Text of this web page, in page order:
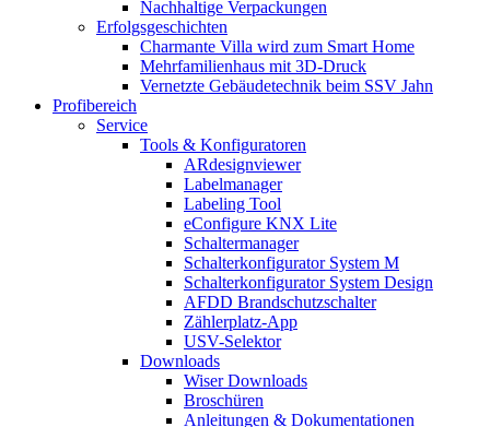
Nachhaltige Verpackungen
Erfolgsgeschichten
Charmante Villa wird zum Smart Home
Mehrfamilienhaus mit 3D-Druck
Vernetzte Gebäudetechnik beim SSV Jahn
Profibereich
Service
Tools & Konfiguratoren
ARdesignviewer
Labelmanager
Labeling Tool
eConfigure KNX Lite
Schaltermanager
Schalterkonfigurator System M
Schalterkonfigurator System Design
AFDD Brandschutzschalter
Zählerplatz-App
USV-Selektor
Downloads
Wiser Downloads
Broschüren
Anleitungen & Dokumentationen